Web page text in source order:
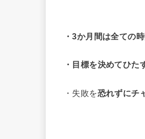
・3か月間は全ての
・目標を決めてひた
・失敗を恐れずにチ